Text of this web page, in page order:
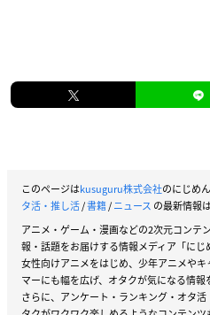
このページはkusuguru株式会社のにじめ
タ活・推し活/書籍/ニュース の最新情報
アニメ・ゲーム・漫画などの2次元コンテ
報・話題をお届けする情報メディア「にじ
女性向けアニメをはじめ、少年アニメや
マーにも幅を広げ、オタクが気になる情報
さらに、アンケート・ランキング・オタ